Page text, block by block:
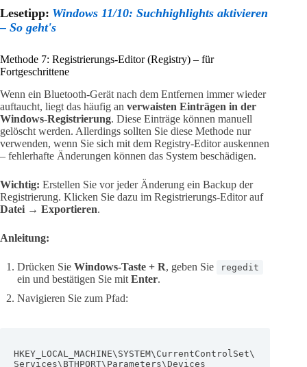
Lesetipp: Windows 11/10: Suchhighlights aktivieren
– So geht's
Methode 7: Registrierungs-Editor (Registry) – für
Fortgeschrittene
Wenn ein Bluetooth-Gerät nach dem Entfernen immer wieder
auftaucht, liegt das häufig an verwaisten Einträgen in der
Windows-Registrierung. Diese Einträge können manuell
gelöscht werden. Allerdings sollten Sie diese Methode nur
verwenden, wenn Sie sich mit dem Registry-Editor auskennen
– fehlerhafte Änderungen können das System beschädigen.
Wichtig: Erstellen Sie vor jeder Änderung ein Backup der
Registrierung. Klicken Sie dazu im Registrierungs-Editor auf
Datei → Exportieren.
Anleitung:
Drücken Sie Windows-Taste + R, geben Sie regedit
ein und bestätigen Sie mit Enter.
Navigieren Sie zum Pfad:
HKEY_LOCAL_MACHINE\SYSTEM\CurrentControlSet\
Services\BTHPORT\Parameters\Devices